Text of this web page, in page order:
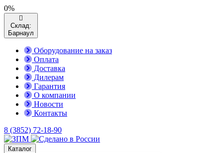
0%
Склад:
Барнаул
Оборудование на заказ
Оплата
Доставка
Дилерам
Гарантия
О компании
Новости
Контакты
8 (3852) 72-18-90
Каталог